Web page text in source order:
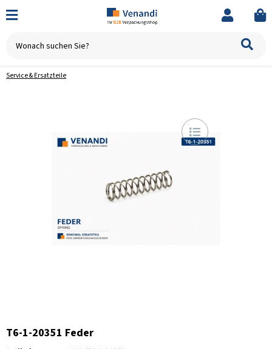
Service & Ersatzteile
T6-1-20351 Feder